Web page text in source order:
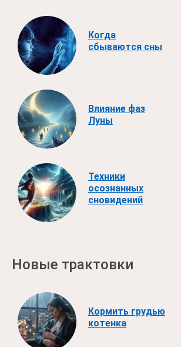
Когда
сбываются сны
Влияние фаз
Луны
Техники
осознанных
сновидений
Новые трактовки
Кормить грудью
котенка